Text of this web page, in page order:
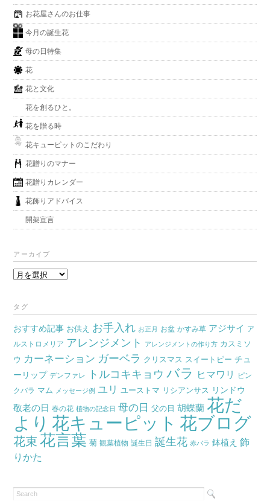
お花屋さんのお仕事
今月の誕生花
母の日特集
花
花と文化
花を創るひと。
花を贈る時
花キューピットのこだわり
花贈りのマナー
花贈りカレンダー
花飾りアドバイス
開架宣言
アーカイブ
ア
イ
ブ
タグ
おすすめ記事 お供え お手入れ お正月 お盆 かすみ草 アジサイ ア
ルストロメリア アレンジメント アレンジメントの作り方 カスミソ
ウ カーネーション ガーベラ クリスマス スイートピー チュ
ーリップ デンファレ トルコキキョウ バラ ヒマワリ
ピン
クバラ マム メッセージ例 ユリ ユーストマ リシアンサス リンドウ
敬老の日 春の花 植物の記念日 母の日 父の日 胡蝶蘭 花だ
より 花キューピット 花ブログ
花束 花言葉 菊 観葉植物 誕生日 誕生花 赤バラ 鉢植え 飾
りかた